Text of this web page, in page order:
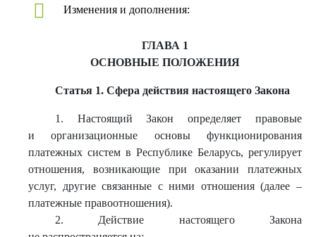
Изменения и дополнения:
ГЛАВА 1
ОСНОВНЫЕ ПОЛОЖЕНИЯ
Статья 1. Сфера действия настоящего Закона
1. Настоящий Закон определяет правовые
и организационные основы функционирования
платежных систем в Республике Беларусь, регулирует
отношения, возникающие при оказании платежных
услуг, другие связанные с ними отношения (далее –
платежные правоотношения).
2. Действие настоящего Закона